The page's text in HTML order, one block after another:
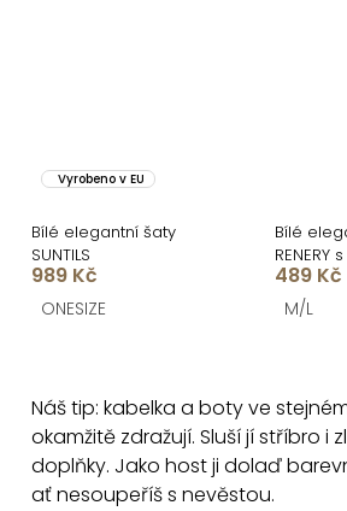
Vyrobeno v EU
Bílé elegantní šaty
SUNTILS
989 Kč
ONESIZE
Bílé
RENERY
489 Kč
M/L
l
á
d
Náš tip: kabelka a boty ve
okamžitě zdražují. Sluší jí stříbro i
doplňky. Jako host ji dolaď
ať nesoupeříš s nevěstou.